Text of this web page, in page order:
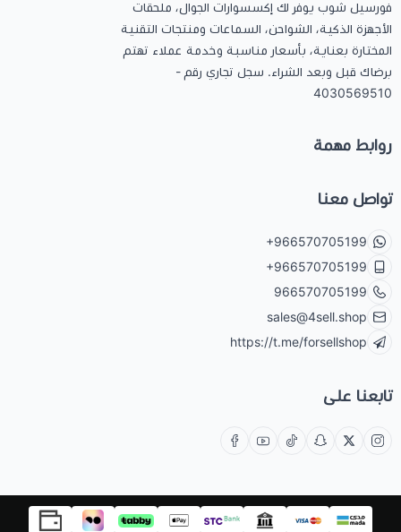
فورسيل شوب يوفر لك إكسسوارات الجوال، ملحقات
الأجهزة الذكية، الشواحن، السماعات ومنتجات التقنية
المختارة بعناية، بأسعار مناسبة وخدمة عملاء تهتم
برضاك قبل وبعد الشراء. سجل تجاري رقم -
4030569510
روابط مهمة
تواصل معنا
+966570705199
+966570705199
966570705199
sales@4sell.shop
https://t.me/forsellshop
تابعنا على